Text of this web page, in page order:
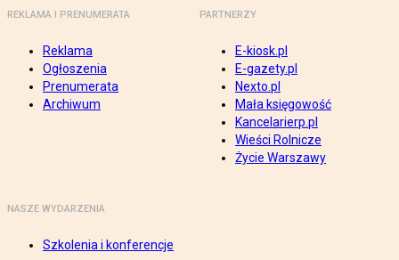
REKLAMA I PRENUMERATA
Reklama
Ogłoszenia
Prenumerata
Archiwum
PARTNERZY
E-kiosk.pl
E-gazety.pl
Nexto.pl
Mała księgowość
Kancelarierp.pl
Wieści Rolnicze
Życie Warszawy
NASZE WYDARZENIA
Szkolenia i konferencje